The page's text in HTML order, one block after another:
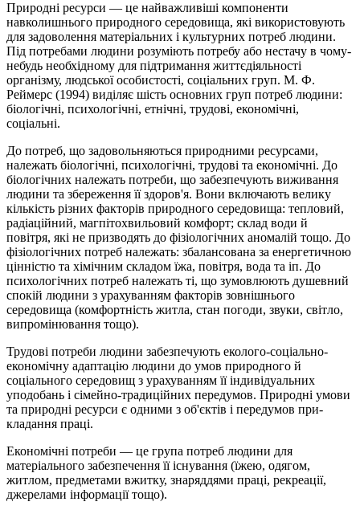
Природні ресурси — це найважливіші компоненти
навколишнього при­родного середовища, які використовують
для задоволення матеріальних і культурних потреб людини.
Під потребами людини розуміють потребу або нестачу в чому-
небудь необхідному для підтримання життєдіяльності
організму, людської особистості, соціальних груп. М. Ф.
Реймерс (1994) виділяє шість основних груп потреб людини:
біологічні, психологічні, ет­нічні, трудові, економічні,
соціальні.
До потреб, що задовольняються природними ресурсами,
належать біо­логічні, психологічні, трудові та економічні. До
біологічних належать по­треби, що забезпечують виживання
людини та збереження її здоров'я. Вони включають велику
кількість різних факторів природного середовища: те­пловий,
радіаційний, магпітохвильовий комфорт; склад води й
повітря, які не призводять до фізіологічних аномалій тощо. До
фізіологічних по­треб належать: збалансована за енергетичною
цінністю та хімічним скла­дом їжа, повітря, вода та іп. До
психологічних потреб належать ті, що зу­мовлюють душевний
спокій людини з урахуванням факторів зовнішньо­го
середовища (комфортність житла, стан погоди, звуки, світло,
випромі­нювання тощо).
Трудові потреби людини забезпечують еколого-соціально-
економічну адаптацію людини до умов природного й
соціального середовищ з ураху­ванням її індивідуальних
уподобань і сімейно-традиційних передумов. Природні умови
та природні ресурси є одними з об'єктів і передумов при­
кладання праці.
Економічні потреби — це група потреб людини для
матеріального за­безпечення її існування (їжею, одягом,
житлом, предметами вжитку, зна­ряддями праці, рекреації,
джерелами інформації тощо).